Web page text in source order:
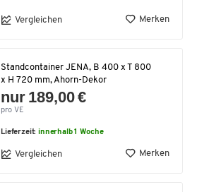
Vergleichen Merken
Standcontainer JENA, B 400 x T 800
x H 720 mm, Ahorn-Dekor
nur 189,00 €
pro VE
Lieferzeit:innerhalb 1 Woche
Vergleichen Merken